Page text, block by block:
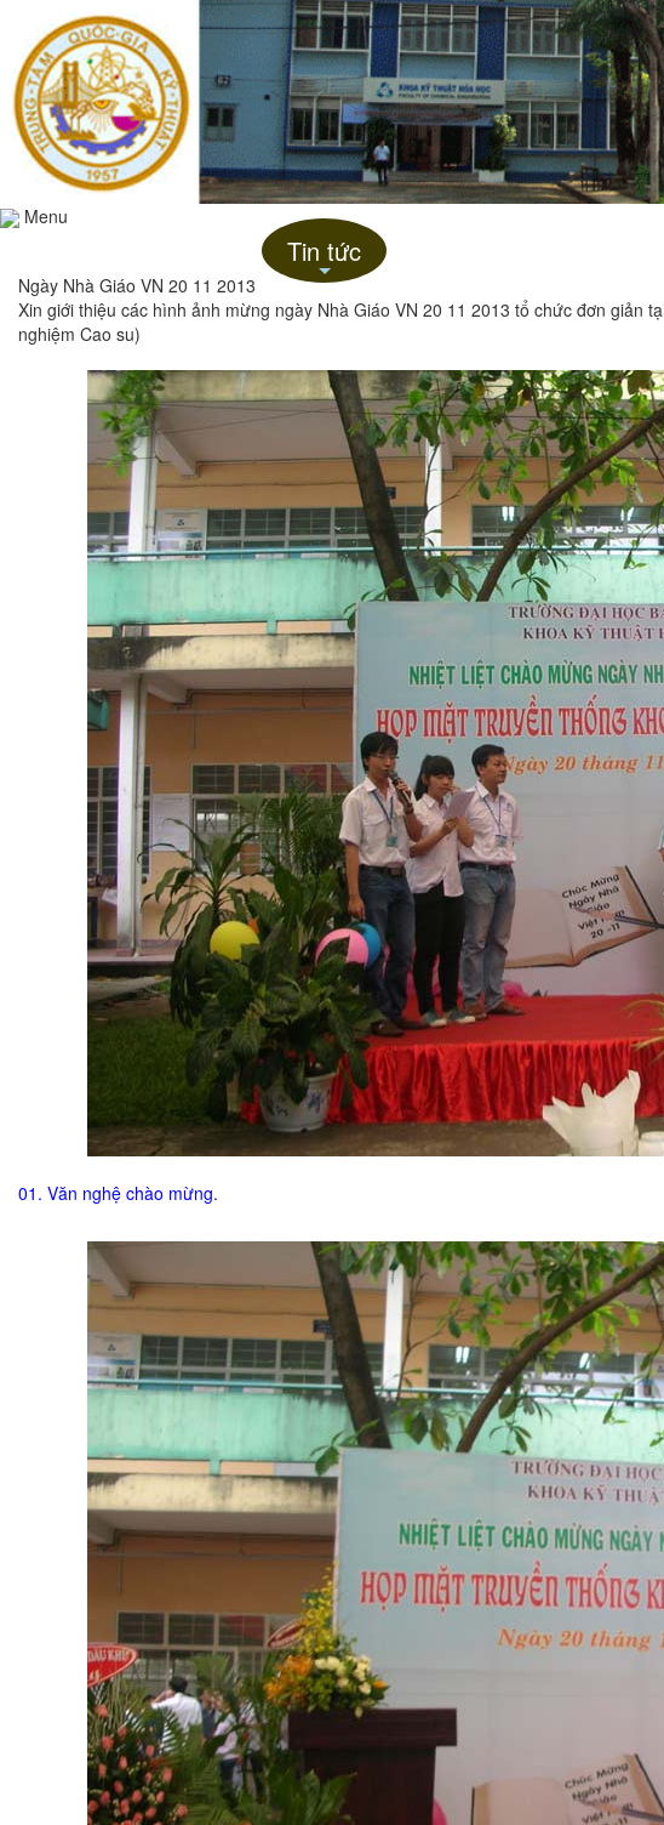
Menu
+
Tin tức
Ngày Nhà Giáo VN 20 11 2013
Xin giới thiệu các hình ảnh mừng ngày Nhà Giáo VN 20 11 2013 tổ chức đơn giản
nghiệm Cao su)
01. Văn nghệ chào mừng.